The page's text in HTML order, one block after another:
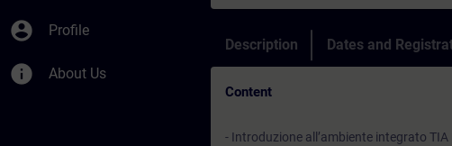
account_circle Profile
info About Us
che
Description Dates and
Content
- Introduzione all’ambiente integrato TIA